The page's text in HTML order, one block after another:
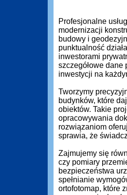
Profesjonalne
modernizacji
budowy i
punktualność
inwestorami
szczegółowe dane
inwestycji na
Tworzymy
budynków, które
obiektów. Takie
opracowywania
rozwiązaniom
sprawia, że
Zajmujemy się
czy pomiary
bezpieczeństwa
spełnianie
ortofotomap, które